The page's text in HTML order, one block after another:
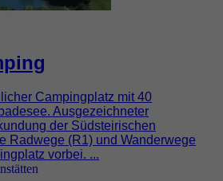
Campingplatz mit 40
Ausgezeichneter
der Südsteirischen
Radwege (R1) und Wanderwege
vorbei. ...